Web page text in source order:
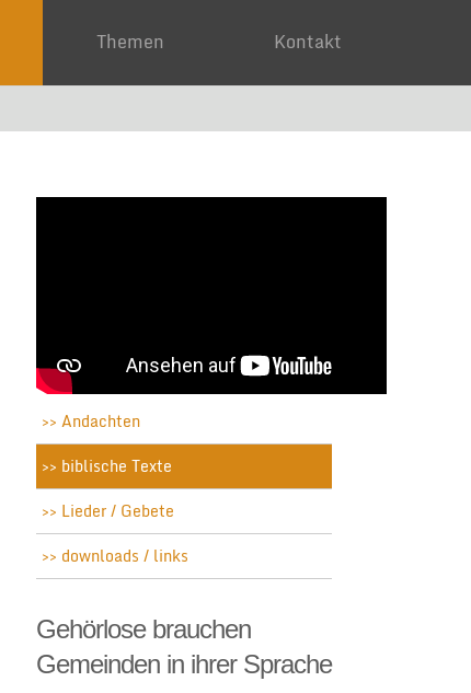
Themen Kontakt
Andachten
biblische Texte
Lieder / Gebete
downloads / links
Gehörlose brauchen
Gemeinden in ihrer Sprache